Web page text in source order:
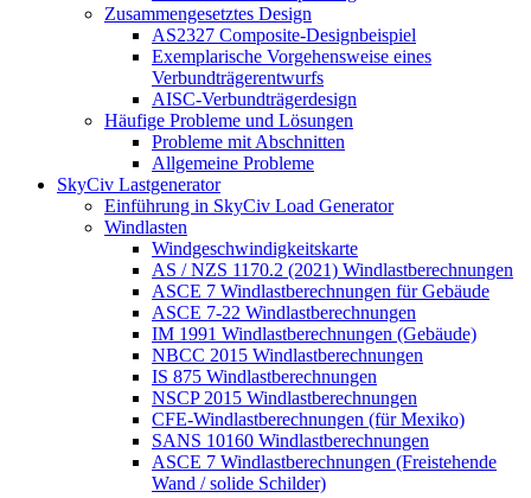
Zusammengesetztes Design
AS2327 Composite-Designbeispiel
Exemplarische Vorgehensweise eines
Verbundträgerentwurfs
AISC-Verbundträgerdesign
Häufige Probleme und Lösungen
Probleme mit Abschnitten
Allgemeine Probleme
SkyCiv Lastgenerator
Einführung in SkyCiv Load Generator
Windlasten
Windgeschwindigkeitskarte
AS / NZS 1170.2 (2021) Windlastberechnungen
ASCE 7 Windlastberechnungen für Gebäude
ASCE 7-22 Windlastberechnungen
IM 1991 Windlastberechnungen (Gebäude)
NBCC 2015 Windlastberechnungen
IS 875 Windlastberechnungen
NSCP 2015 Windlastberechnungen
CFE-Windlastberechnungen (für Mexiko)
SANS 10160 Windlastberechnungen
ASCE 7 Windlastberechnungen (Freistehende
Wand / solide Schilder)